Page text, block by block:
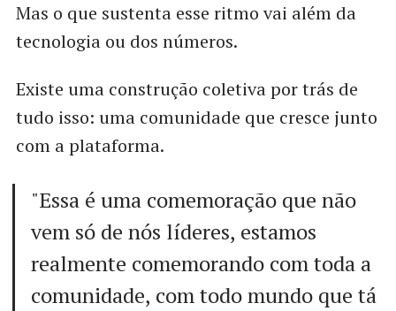
Mas o que sustenta esse ritmo vai além da
tecnologia ou dos números.
Existe uma construção coletiva por trás de
tudo isso: uma comunidade que cresce junto
com a plataforma.
"Essa é uma comemoração que não
vem só de nós líderes, estamos
realmente comemorando com toda a
comunidade, com todo mundo que tá